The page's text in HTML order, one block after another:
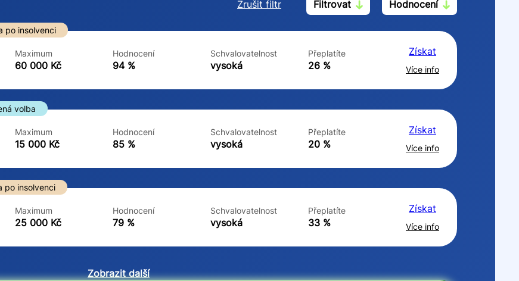
Zrušit filtr Filtrovat
Hodnocení
Ve zkušebce
po insolvenci
Maximum
60 000 Kč
Hodnocení
94 %
Schvalovatelnost
vysoká
Přeplatíte
26 %
Získat
Více info
volba
Maximum
15 000 Kč
Hodnocení
85 %
Schvalovatelnost
vysoká
Přeplatíte
20 %
Získat
Více info
po insolvenci
Maximum
25 000 Kč
Hodnocení
79 %
Schvalovatelnost
vysoká
Přeplatíte
33 %
Získat
Více info
Zobrazit další